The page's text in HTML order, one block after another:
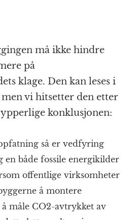
må ikke hindre
på
klage. Den kan leses i
vi hitsetter den etter
konklusjonen:
så er vedfyring
både fossile energikilder
offentlige virksomheter
å montere
måle CO2-avtrykket av